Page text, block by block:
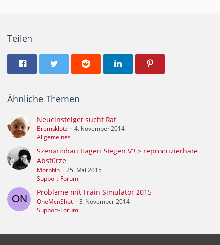
Teilen
Ähnliche Themen
Neueinsteiger sucht Rat
Bremsklotz
4. November 2014
Allgemeines
Szenariobau Hagen-Siegen V3 > reproduzierbare
Abstürze
Morphin
25. Mai 2015
Support-Forum
Probleme mit Train Simulator 2015
OneMenShot
3. November 2014
Support-Forum